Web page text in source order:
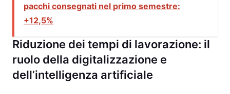
pacchi consegnati nel primo semestre:
+12,5%
Riduzione dei tempi di lavorazione: il
ruolo della digitalizzazione e
dell’intelligenza artificiale